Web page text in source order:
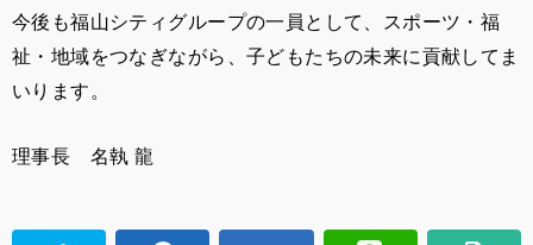
今後も福山シティグループの一員として、スポーツ・福
祉・地域をつなぎながら、子どもたちの未来に貢献してま
いります。
理事長 名執 龍